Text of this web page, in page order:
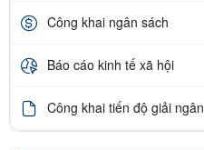
Công khai ngân sách
Báo cáo kinh tế xã hội
Công khai tiến độ giải ngân